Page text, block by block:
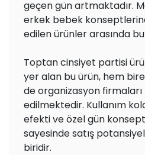
geçen gün artmaktadır.
erkek bebek
edilen ürünler arasında
Toptan cinsiyet partisi
yer alan bu ürün, hem
de organizasyon
edilmektedir. Kullanım
efekti ve özel gün
sayesinde satış
biridir.